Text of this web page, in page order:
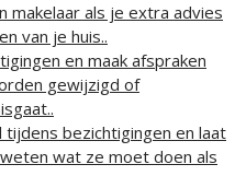
makelaar als je extra advies
van je huis..
en maak afspraken
gewijzigd of
bezichtigingen en laat
wat ze moet doen als